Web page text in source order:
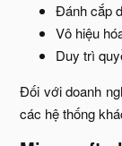
Đánh cắp
Vô hiệu
Duy trì
Đối với doanh
các hệ thống